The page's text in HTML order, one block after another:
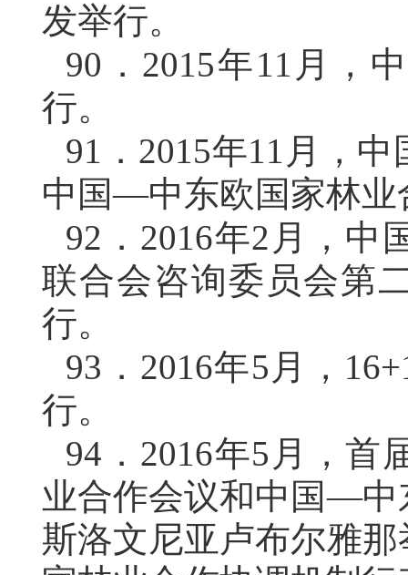
发举行。
90． 2015年11月，
行。
91． 2015年11月，
中国—中东欧国家林业
92． 2016年2月，中
联合会咨询委员会第
行。
93． 2016年5月，
行。
94． 2016年5月，首
业合作会议和中国—中
斯洛文尼亚卢布尔雅